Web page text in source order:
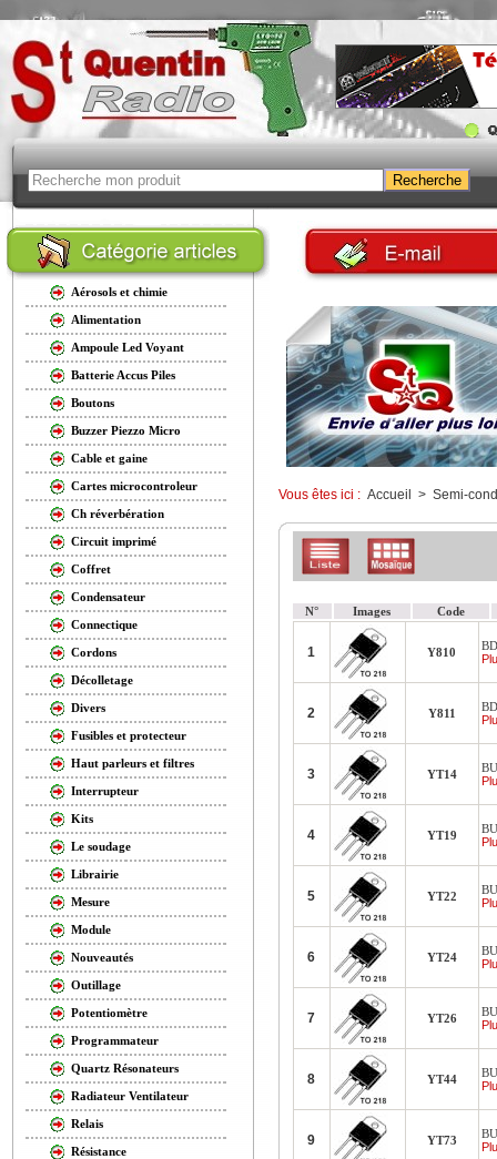
Aérosols et chimie
Alimentation
Ampoule Led Voyant
Batterie Accus Piles
Boutons
Buzzer Piezzo Micro
Cable et gaine
Cartes microcontroleur
Ch réverbération
Circuit imprimé
Coffret
Condensateur
Connectique
Cordons
Décolletage
Divers
Fusibles et protecteur
Haut parleurs et filtres
Interrupteur
Kits
Le soudage
Librairie
Mesure
Module
Nouveautés
Outillage
Potentiomètre
Programmateur
Quartz Résonateurs
Radiateur Ventilateur
Relais
Résistance
Vous êtes ici : Accueil > Semi-
N° Images Code
1 Y810
2 Y811
3 YT14
4 YT19
5 YT22
6 YT24
7 YT26
8 YT44
9 YT73